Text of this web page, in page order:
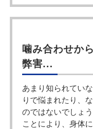
噛み合わせか
弊害...
あまり知られてい
りで悩まれたり、
のではないでしょ
ことにより、身体